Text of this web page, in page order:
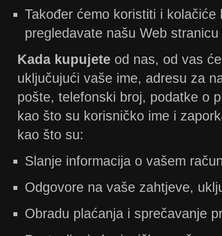
Također ćemo koristiti i
pregledavate našu Web stranicu
Kada kupujete od nas, od vas
uključujući vaše ime, adresu za
pošte, telefonski broj, podatke o
kao što su korisničko ime i
kao što su:
Slanje informacija o vašem
Odgovore na vaše zahtjeve,
Obradu plaćanja i sprečavanje